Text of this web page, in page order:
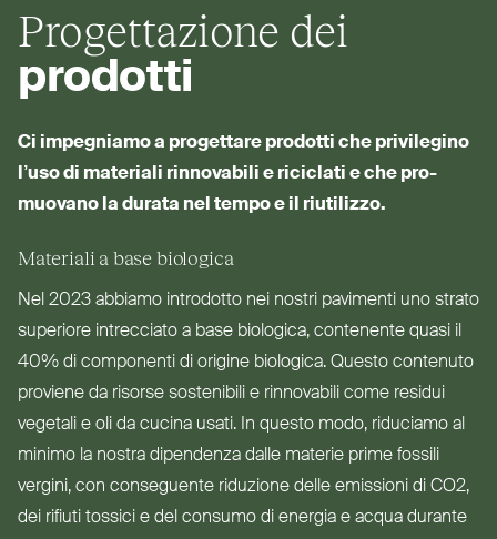
Progettazione dei
prodotti
Ci impegniamo a pro­gettare prodotti che pri­vilegino
l’uso di materiali rin­novabili e riciclati e che pro­
muovano la durata nel tempo e il riutilizzo.
Materiali a base biologica
Nel 2023 abbiamo introdotto nei nostri pavimenti uno strato
superiore intrecciato a base biologica, con­tenente quasi il
40% di com­ponenti di origine biologica. Questo contenuto
proviene da risorse sostenibili e rin­novabili come residui
vegetali e oli da cucina usati. In questo modo, riduciamo al
minimo la nostra dipendenza dalle materie prime fossili
vergini, con con­seguente riduzione delle emissioni di CO2,
dei rifiuti tossici e del consumo di energia e acqua durante